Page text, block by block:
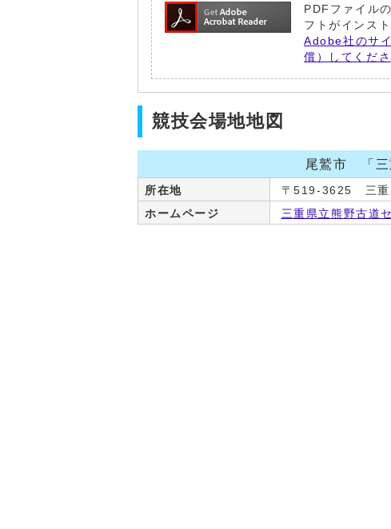
PDFファイル
フトがインス
Adobe社のサ
償）してくださ
競技会場地地図
尾鷲市 「三
所在地
〒519-3625 三重
ホームページ
三重県立熊野古道